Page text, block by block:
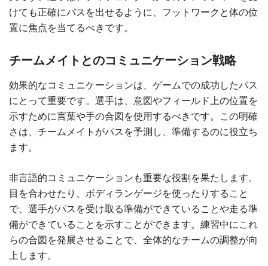
けても正確にパスを出せるように、フットワークと体の位
置に焦点を当てるべきです。
チームメイトとのコミュニケーション戦略
効果的なコミュニケーションは、ゲームでの成功したパス
にとって重要です。選手は、意図やフィールド上の位置を
示すために言葉や手の合図を使用するべきです。この明確
さは、チームメイトがパスを予測し、準備するのに役立ち
ます。
非言語的コミュニケーションも重要な役割を果たします。
目を合わせたり、ボディランゲージを使ったりすること
で、選手がパスを受け取る準備ができていることや走る準
備ができていることを示すことができます。練習中にこれ
らの合図を発展させることで、全体的なチームの調整が向
上します。